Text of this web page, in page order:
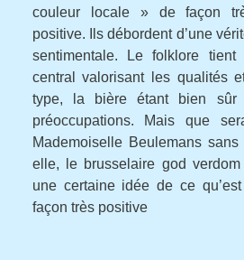
couleur locale » de façon
positive. Ils débordent d’une
sentimentale. Le folklore
central valorisant les qualités
type, la bière étant bien
préoccupations. Mais que
Mademoiselle Beulemans
elle, le brusselaire god
une certaine idée de ce
façon très positive